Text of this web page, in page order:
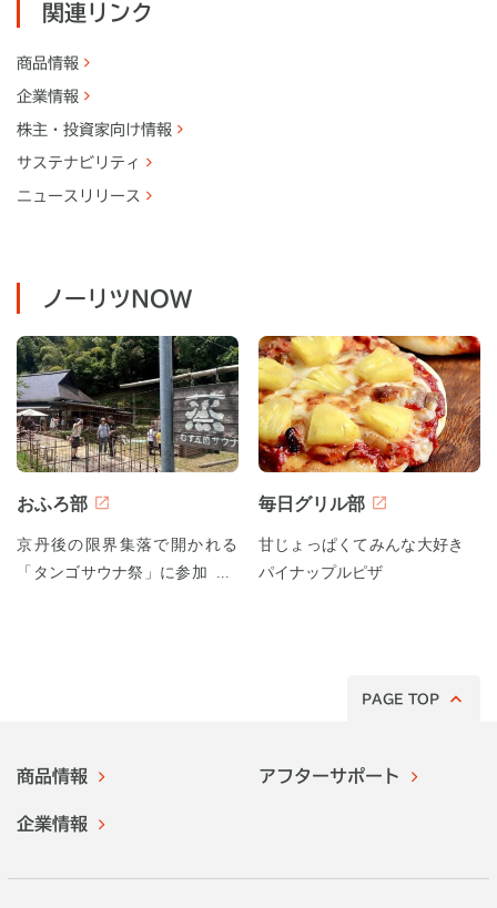
関連リンク
商品情報
企業情報
株主・ 投資家向け情報
サステナビリティ
ニュースリリース
ノーリツNOW
おふろ部
京丹後の限界集落で開かれる
「タンゴサウナ祭」に参加して
毎日グリル部
甘じょっぱくてみんな大好き
パイナップルピザ
PAGE TOP
商品情報 アフターサポート
企業情報